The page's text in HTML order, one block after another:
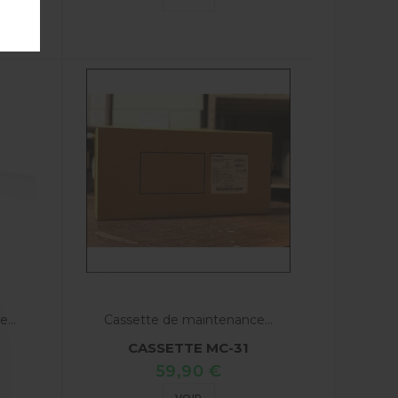
Cassette de maintenance...
CASSETTE MC-31
59,90 €